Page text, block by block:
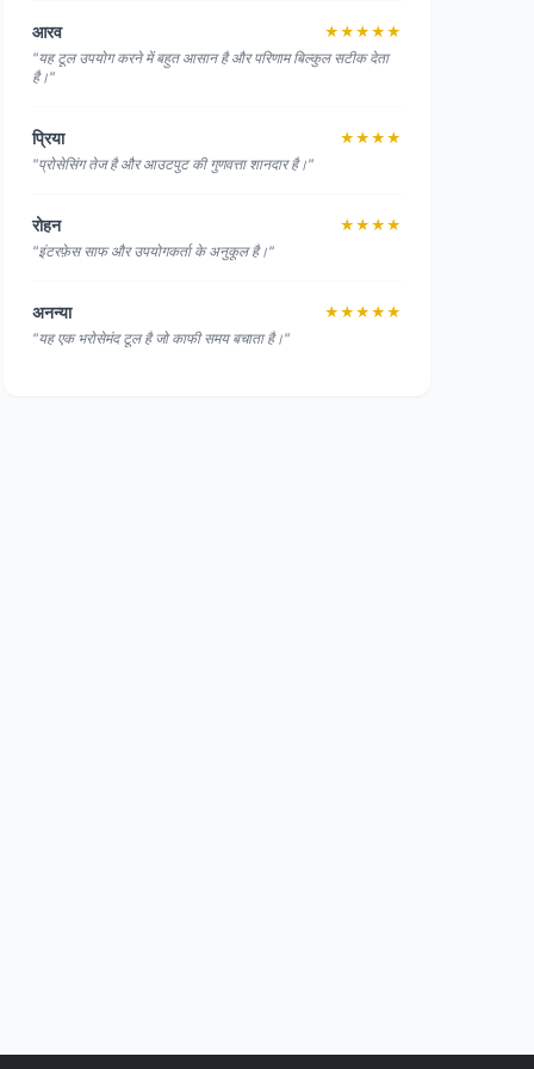
आरव
★★★★★
"यह टूल उपयोग करने में बहुत आसान है और परिणाम बिल्कुल सटीक देता
है।"
प्रिया
★★★★
"प्रोसेसिंग तेज है और आउटपुट की गुणवत्ता शानदार है।"
रोहन
★★★★
"इंटरफ़ेस साफ और उपयोगकर्ता के अनुकूल है।"
अनन्या
★★★★★
"यह एक भरोसेमंद टूल है जो काफी समय बचाता है।"